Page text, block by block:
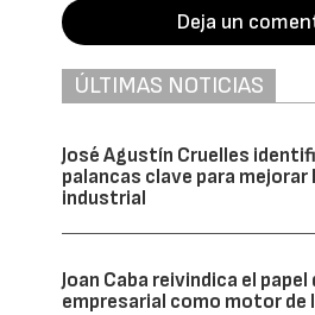
Deja un
ÚLTIMAS NOTICIAS
José Agustín Cruelles
palancas clave para
industrial
Joan Caba reivindica el
empresarial como motor de